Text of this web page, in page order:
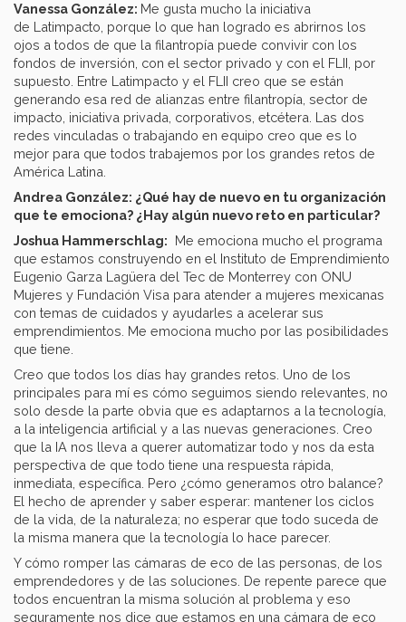
Vanessa González: Me gusta mucho la iniciativa
de Latimpacto, porque lo que han logrado es abrirnos los
ojos a todos de que la filantropía puede convivir con los
fondos de inversión, con el sector privado y con el FLII, por
supuesto. Entre Latimpacto y el FLII creo que se están
generando esa red de alianzas entre filantropía, sector de
impacto, iniciativa privada, corporativos, etcétera. Las dos
redes vinculadas o trabajando en equipo creo que es lo
mejor para que todos trabajemos por los grandes retos de
América Latina.
Andrea González: ¿Qué hay de nuevo en tu organización
que te emociona? ¿Hay algún nuevo reto en particular?
Joshua Hammerschlag: Me emociona mucho el programa
que estamos construyendo en el Instituto de Emprendimiento
Eugenio Garza Lagüera del Tec de Monterrey con ONU
Mujeres y Fundación Visa para atender a mujeres mexicanas
con temas de cuidados y ayudarles a acelerar sus
emprendimientos. Me emociona mucho por las posibilidades
que tiene.
Creo que todos los días hay grandes retos. Uno de los
principales para mí es cómo seguimos siendo relevantes, no
solo desde la parte obvia que es adaptarnos a la tecnología,
a la inteligencia artificial y a las nuevas generaciones. Creo
que la IA nos lleva a querer automatizar todo y nos da esta
perspectiva de que todo tiene una respuesta rápida,
inmediata, específica. Pero ¿cómo generamos otro balance?
El hecho de aprender y saber esperar: mantener los ciclos
de la vida, de la naturaleza; no esperar que todo suceda de
la misma manera que la tecnología lo hace parecer.
Y cómo romper las cámaras de eco de las personas, de los
emprendedores y de las soluciones. De repente parece que
todos encuentran la misma solución al problema y eso
seguramente nos dice que estamos en una cámara de eco